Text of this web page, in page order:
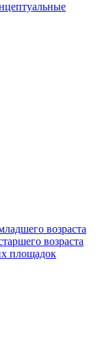
возраста
возраста
площадок